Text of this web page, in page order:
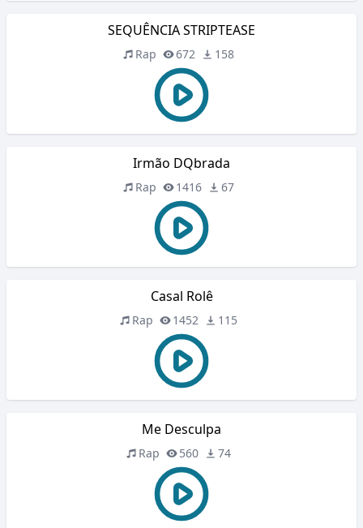
SEQUÊNCIA STRIPTEASE
Rap 672 158
Irmão DQbrada
Rap 1416 67
Casal Rolê
Rap 1452 115
Me Desculpa
Rap 560 74